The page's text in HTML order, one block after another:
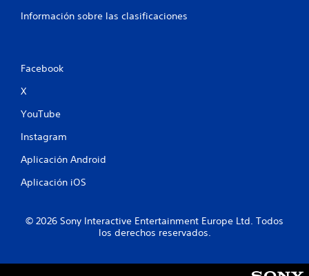
Información sobre las clasificaciones
Facebook
X
YouTube
Instagram
Aplicación Android
Aplicación iOS
© 2026 Sony Interactive Entertainment Europe Ltd. Todos
los derechos reservados.